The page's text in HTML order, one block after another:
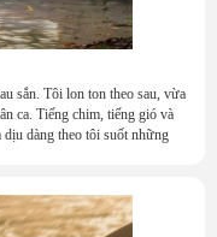
sắn. Tôi lon ton theo sau, vừa
ca. Tiếng chim, tiếng gió và
dịu dàng theo tôi suốt những